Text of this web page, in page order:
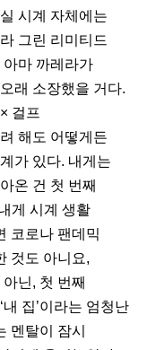
시계 자체에는
그린 리미티드
마 까레라가
래 소장했을 거다.
걸프
해도 어떻게든
가 있다. 내게는
온 건 첫 번째
게 시계 생활
코로나 팬데믹
것도 아니요,
닌, 첫 번째
집’이라는 엄청난
멘탈이 잠시